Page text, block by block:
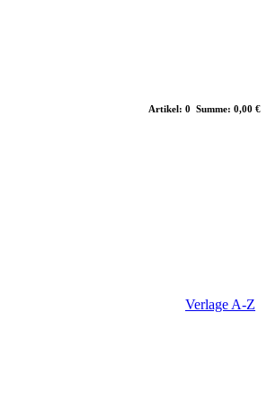
Artikel: 0 Summe: 0,00 €
Verlage A-Z